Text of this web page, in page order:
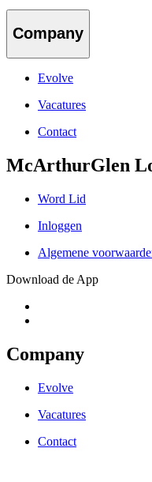
Company
Evolve
Vacatures
Contact
McArthurGlen
Word Lid
Inloggen
Algemene
Download de App
Company
Evolve
Vacatures
Contact